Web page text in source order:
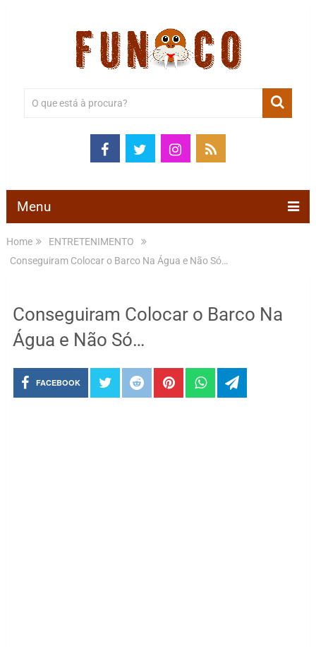
Menu
Home
ENTRETENIMENTO
Conseguiram Colocar o Barco Na Água e Não Só…
Conseguiram Colocar o Barco Na
Água e Não Só…
FACEBOOK